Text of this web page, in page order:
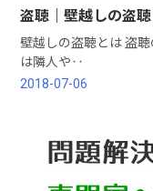
盗聴｜壁越しの盗
壁越しの盗聴とは 盗聴の手口にはさまざまなものがあり、中に
は隣人や‥
2018-07-06